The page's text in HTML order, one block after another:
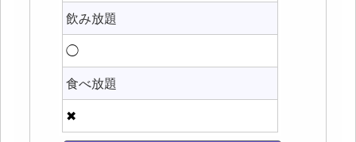
飲み放題
◯
食べ放題
✖